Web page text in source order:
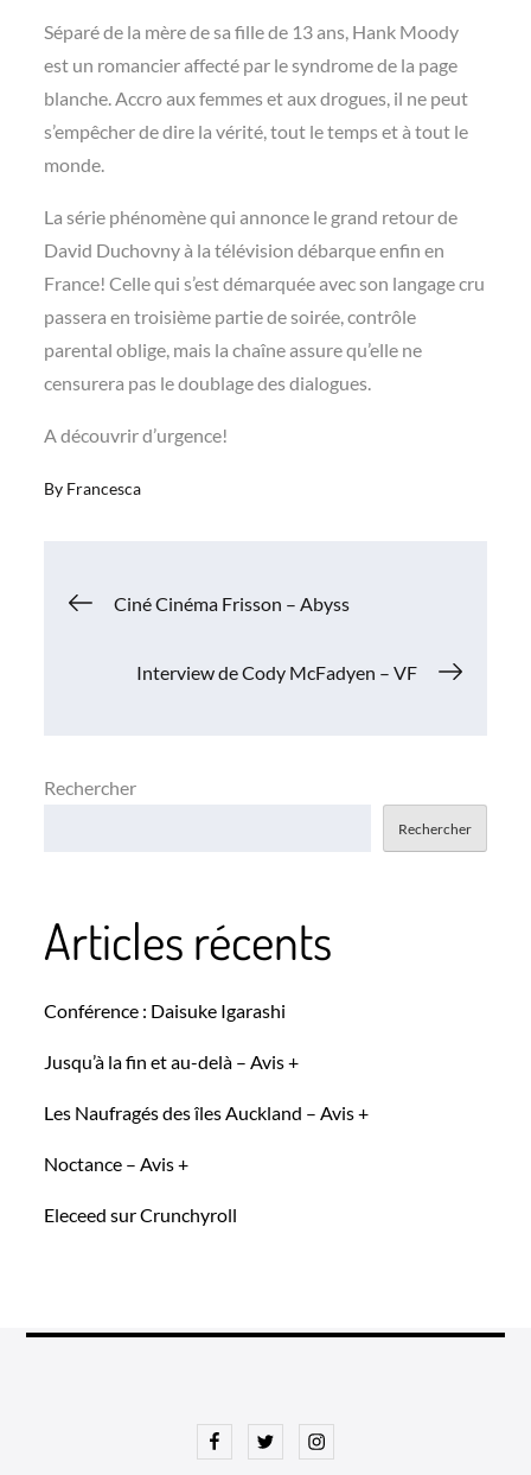
Séparé de la mère de sa fille de 13 ans, Hank Moody
est un romancier affecté par le syndrome de la page
blanche. Accro aux femmes et aux drogues, il ne peut
s’empêcher de dire la vérité, tout le temps et à tout le
monde.
La série phénomène qui annonce le grand retour de
David Duchovny à la télévision débarque enfin en
France! Celle qui s’est démarquée avec son langage cru
passera en troisième partie de soirée, contrôle
parental oblige, mais la chaîne assure qu’elle ne
censurera pas le doublage des dialogues.
A découvrir d’urgence!
By Francesca
Navigation
Ciné Cinéma Frisson – Abyss
Interview de Cody McFadyen – VF
Rechercher
Rechercher
Articles récents
Conférence : Daisuke Igarashi
Jusqu’à la fin et au-delà – Avis +
Les Naufragés des îles Auckland – Avis +
Noctance – Avis +
Eleceed sur Crunchyroll
FacebookTwitterInstagram